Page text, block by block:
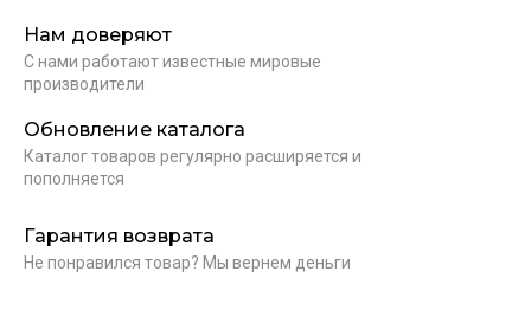
Нам доверяют
С нами работают известные мировые
производители
Обновление каталога
Каталог товаров регулярно расширяется и
пополняется
Гарантия возврата
Не понравился товар? Мы вернем деньги